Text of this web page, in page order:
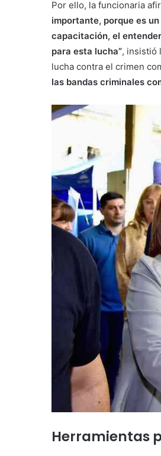
Por ello, la funcionaria
importante, porque es
capacitación, el
para esta lucha”, insistió
lucha contra el crimen
las bandas criminales
Herramientas